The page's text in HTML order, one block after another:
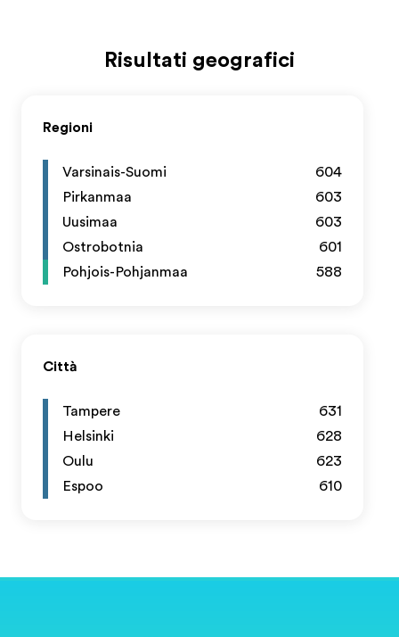
Risultati geografici
Regioni
Varsinais-Suomi
604
Pirkanmaa
603
Uusimaa
603
Ostrobotnia
601
Pohjois-Pohjanmaa
588
Città
Tampere
631
Helsinki
628
Oulu
623
Espoo
610